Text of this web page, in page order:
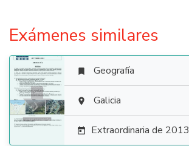
Exámenes similares

 Geografía
 Galicia
 Extraordinaria de 2013